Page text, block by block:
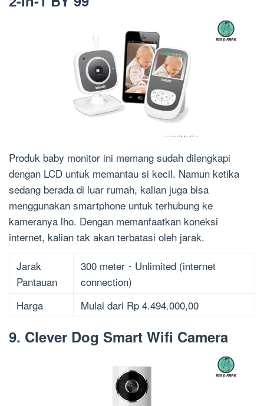
Produk baby monitor ini memang sudah dilengkapi
dengan LCD untuk memantau si kecil. Namun ketika
sedang berada di luar rumah, kalian juga bisa
menggunakan smartphone untuk terhubung ke
kameranya lho. Dengan memanfaatkan koneksi
internet, kalian tak akan terbatasi oleh jarak.
Jarak
Pantauan
300 meter・Unlimited (internet
connection)
Harga
Mulai dari Rp 4.494.000,00
9. Clever Dog Smart Wifi Camera